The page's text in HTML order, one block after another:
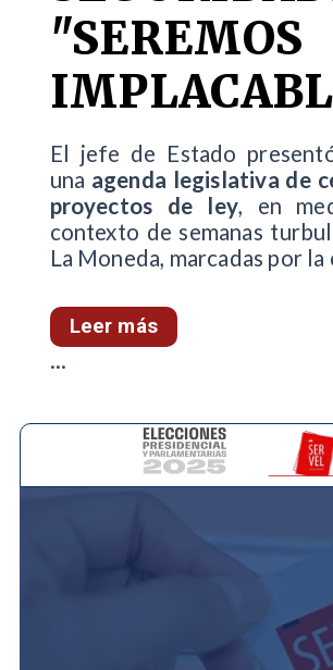
"SEREMOS
El jefe de Estado
una agenda legislativa de
proyectos de ley, en
contexto de semanas
La Moneda, marcadas por la
Leer más
...